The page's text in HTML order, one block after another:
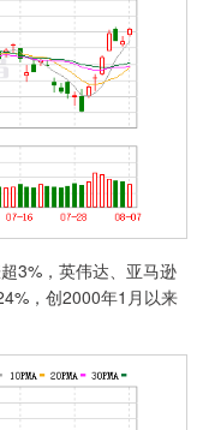
3%，英伟达、亚马逊
，创2000年1月以来